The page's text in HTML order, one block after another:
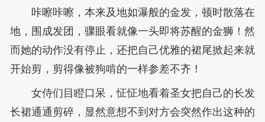
咔嚓咔嚓，本来及地如瀑般的金发，顿时散落在
地，围成发团，骤眼看就像一头即将苏醒的金狮！然
而她的动作没有停止，还把自己优雅的裙尾掀起来就
开始剪，剪得像被狗啃的一样参差不齐！
女侍们目瞪口呆，怔怔地看着圣女把自己的长发
长裙通通剪碎，显然意想不到对方会突然作出这种的